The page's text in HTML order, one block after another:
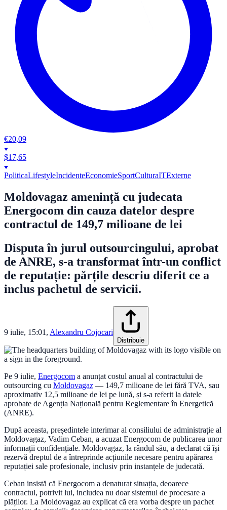
€20,09
$17,65
PoliticaLifestyleIncidenteEconomieSportCulturaITExterne
Moldovagaz amenință cu judecata
Energocom din cauza datelor despre
contractul de 149,7 milioane de lei
Disputa în jurul outsourcingului, aprobat
de ANRE, s-a transformat într-un conflict
de reputație: părțile descriu diferit ce a
inclus pachetul de servicii.
9 iulie, 15:01 , Alexandru Cojocari
Distribuie
Pe 9 iulie, Energocom a anunțat costul anual al contractului de
outsourcing cu Moldovagaz — 149,7 milioane de lei fără TVA, sau
aproximativ 12,5 milioane de lei pe lună, și s-a referit la datele
aprobate de Agenția Națională pentru Reglementare în Energetică
(ANRE).
După aceasta, președintele interimar al consiliului de administrație al
Moldovagaz, Vadim Ceban, a acuzat Energocom de publicarea unor
informații confidențiale. Moldovagaz, la rândul său, a declarat că își
rezervă dreptul de a întreprinde acțiunile necesare pentru apărarea
reputației sale profesionale, inclusiv prin instanțele de judecată.
Ceban insistă că Energocom a denaturat situația, deoarece
contractul, potrivit lui, includea nu doar sistemul de procesare a
plăților. La Moldovagaz au explicat că era vorba despre un pachet